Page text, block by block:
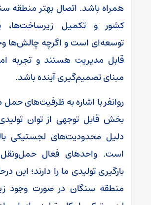
همراه باشد. اتصال بهتر منطقه
کشور و تکمیل
توسعه‌ای است و اگرچه چالش‌ها
قابل مدیریت هستند و تجربه
مبنای تصمیم‌گیری آینده باشد.
روانفر با اشاره به ظرفیت‌های
بخش قابل توجهی از توان
دلیل محدودیت‌های لجستیکی
است. واحدهای فعال
بارگیری تولیدی ما را دارند؛ این
منطقه‌ سنگان در صورت وجود